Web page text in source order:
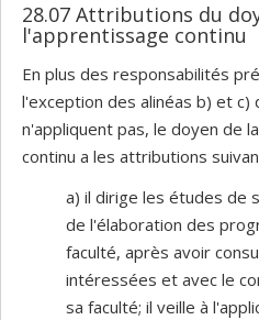
28.07 Attributions du
l'apprentissage continu
En plus des responsabilités
l'exception des alinéas b) et c)
n'appliquent pas, le doyen de
continu a les attributions
a) il dirige les études de
de l'élaboration des
faculté, après avoir
intéressées et avec le
sa faculté; il veille à